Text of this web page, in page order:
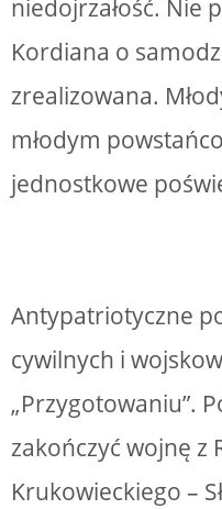
niedojrzałość. Nie
Kordiana o
zrealizowana.
młodym
jednostkowe
Antypatriotyczne
cywilnych i
„Przygotowaniu”.
zakończyć wojnę z
Krukowieckiego –